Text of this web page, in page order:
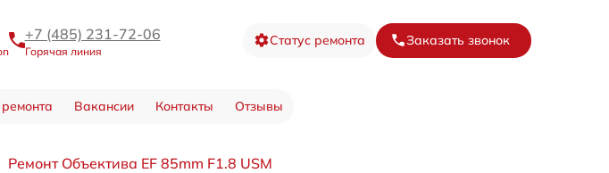
+7 (485) 231-72-06
Горячая линия
Статус ремонта Заказать звонок
Вакансии Контакты Отзывы
Ремонт Объектива EF 85mm F1.8 USM